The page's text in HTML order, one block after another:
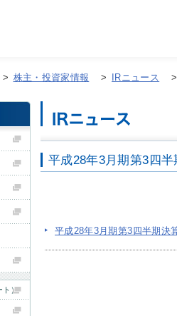
て
> 株主・投資家情報 > IRニュース >
平成28年3月期第3四半
平成28年3月期第3四半期決
ト）